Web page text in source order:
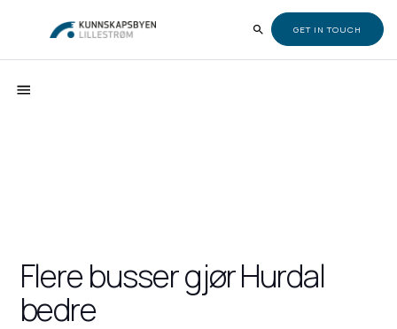
GET IN TOUCH
Flere busser gjør Hurdal
bedre